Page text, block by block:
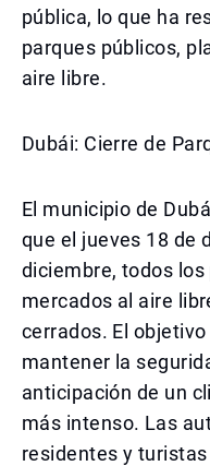
pública, lo que ha
parques públicos,
aire libre.
Dubái: Cierre de
El municipio de
que el jueves 18 de
diciembre, todos
mercados al aire
cerrados. El
mantener la
anticipación de un
más intenso. Las
residentes y